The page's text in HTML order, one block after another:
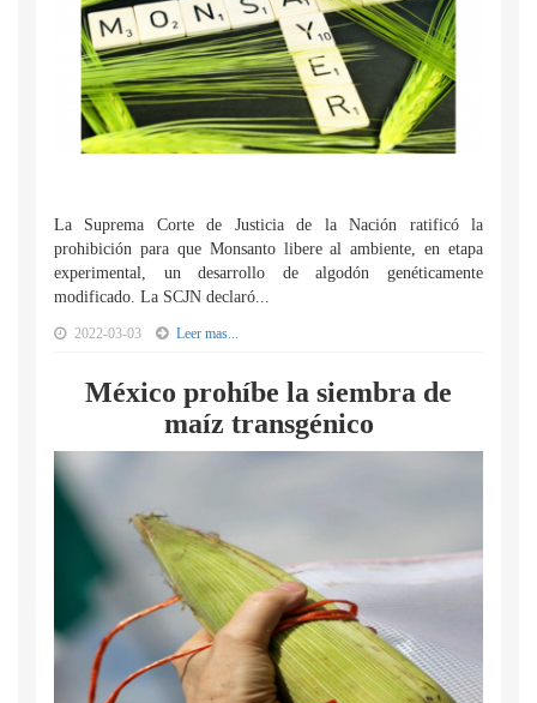
La Suprema Corte de Justicia de la Nación ratificó la
prohibición para que Monsanto libere al ambiente, en etapa
experimental, un desarrollo de algodón genéticamente
modificado. La SCJN declaró...
2022-03-03 Leer mas...
México prohíbe la siembra de
maíz transgénico